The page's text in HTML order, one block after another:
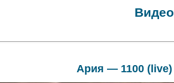
Видео
Ария — 1100 (live)